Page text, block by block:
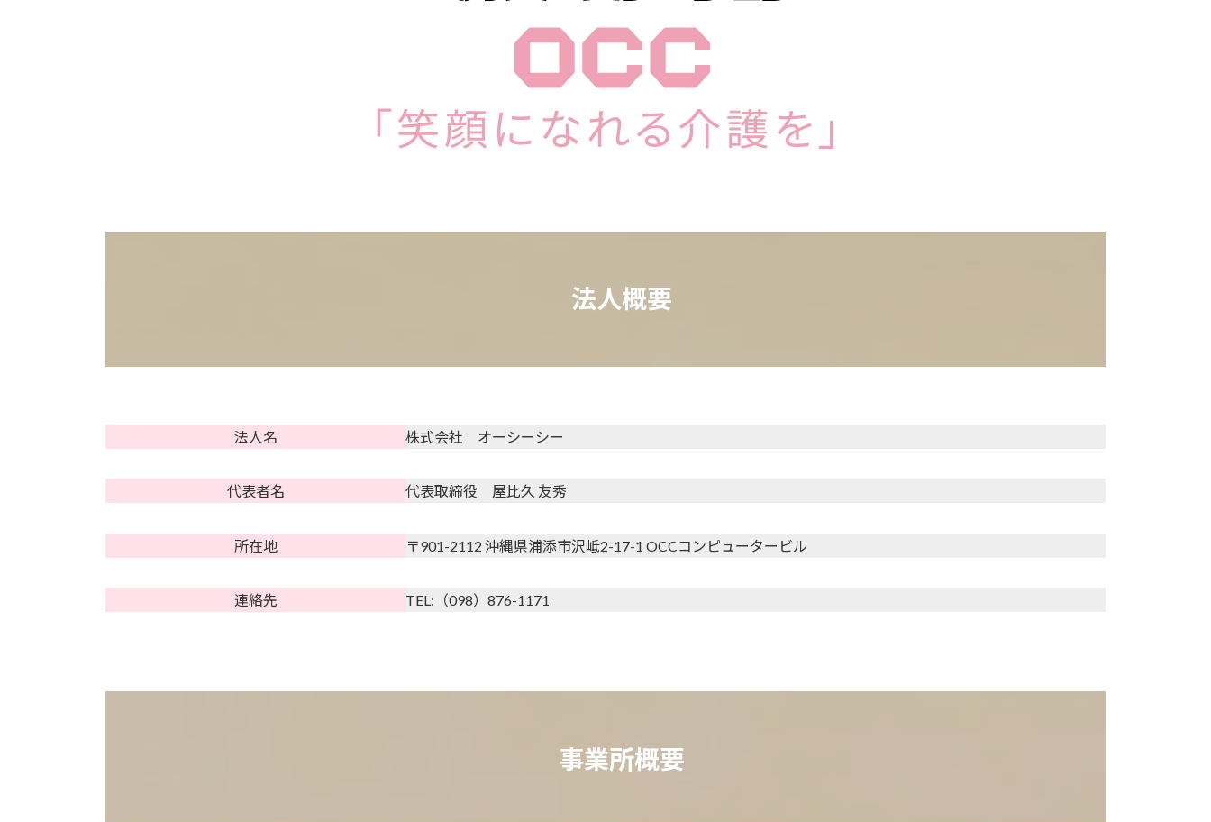
法人概要
法人名 株式会社 オーシーシー
代表者名 代表取締役 屋比久 友秀
所在地 〒901-2112 沖縄県浦添市沢岻2-17-1 OCCコンピュータービル
連絡先 TEL:（098）876-1171
事業所概要